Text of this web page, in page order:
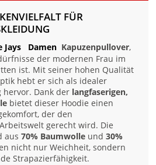
FÜR
Jays Damen Kapuzenpullover,
der modernen Frau im
ist. Mit seiner hohen Qualität
hebt er sich als idealer
hervor. Dank der langfaserigen,
bietet dieser Hoodie einen
der den
gerecht wird. Die
aus70% Baumwolle und30%
nicht nur Weichheit, sondern
Strapazierfähigkeit.